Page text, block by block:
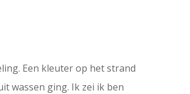
Een kleuter op het strand
wassen ging. Ik zei ik ben